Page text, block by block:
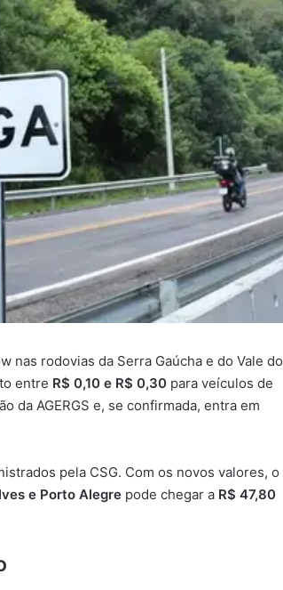
nas rodovias da Serra Gaúcha e do Vale do
entre R$ 0,10 e R$ 0,30 para veículos de
da AGERGS e, se confirmada, entra em
pela CSG. Com os novos valores, o
e Porto Alegre pode chegar a R$ 47,80